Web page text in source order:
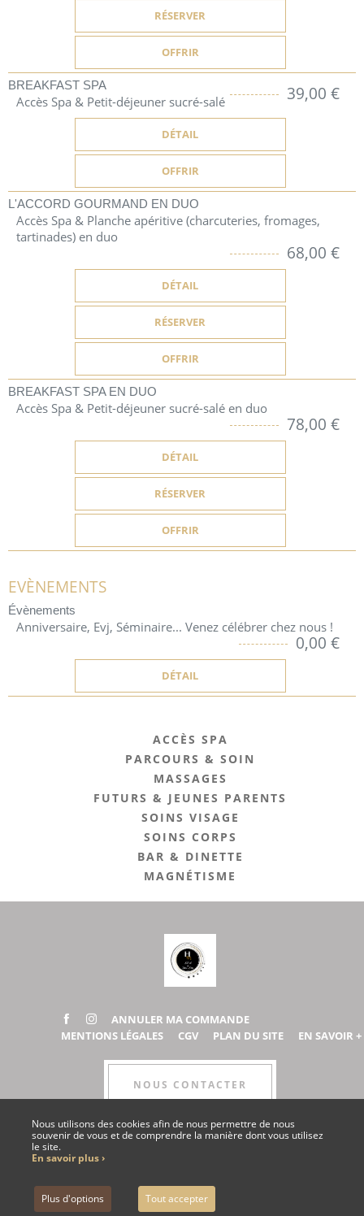
Nous utilisons des cookies afin de nous permettre de nous
souvenir de vous et de comprendre la manière dont vous utilisez
le site.
En savoir plus ›
Plus d'options Tout accepter
RÉSERVER
OFFRIR
BREAKFAST SPA
Accès Spa & Petit-déjeuner sucré-salé 39,00 €
DÉTAIL
OFFRIR
L'ACCORD GOURMAND EN DUO
Accès Spa & Planche apéritive (charcuteries, fromages,
tartinades) en duo
68,00 €
DÉTAIL
RÉSERVER
OFFRIR
BREAKFAST SPA EN DUO
Accès Spa & Petit-déjeuner sucré-salé en duo
78,00 €
DÉTAIL
RÉSERVER
OFFRIR
EVÈNEMENTS
Évènements
Anniversaire, Evj, Séminaire... Venez célébrer chez nous !
0,00 €
DÉTAIL
ACCÈS SPA
PARCOURS & SOIN
MASSAGES
FUTURS & JEUNES PARENTS
SOINS VISAGE
SOINS CORPS
BAR & DINETTE
MAGNÉTISME
ANNULER MA COMMANDE
MENTIONS LÉGALES
CGV PLAN DU SITE EN SAVOIR +
NOUS CONTACTER
webdesign > creation web > developpement > SEO
rendez-vous en ligne, gestion stock, gestion spa urbain, spa hôtelier, crm, erp